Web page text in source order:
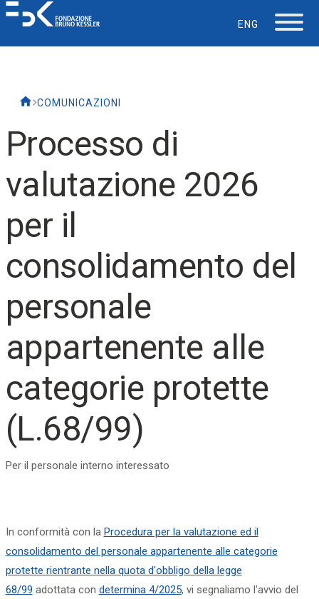
ENG
COMUNICAZIONI
Processo di
valutazione 2026
per il
consolidamento del
personale
appartenente alle
categorie protette
(L.68/99)
Per il personale interno interessato
In conformità con la Procedura per la valutazione ed il
consolidamento del personale appartenente alle categorie
protette rientrante nella quota d'obbligo della legge
68/99 adottata con determina 4/2025, vi segnaliamo l'avvio del